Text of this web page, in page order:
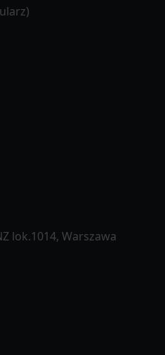
lok.1014, Warszawa